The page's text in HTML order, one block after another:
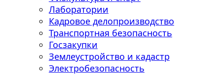
Лаборатории
Кадровое делопроизводство
Транспортная безопасность
Госзакупки
Землеустройство и кадастр
Электробезопасность